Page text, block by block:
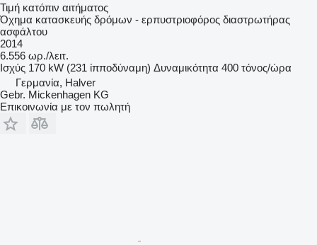
Τιμή κατόπιν αιτήματος
Όχημα κατασκευής δρόμων - ερπυστριοφόρος διαστρωτήρας
ασφάλτου
2014
6.556 ωρ./λειτ.
Ισχύς 170 kW (231 ίπποδύναμη) Δυναμικότητα 400 τόνος/ώρα
Γερμανία, Halver
Gebr. Mickenhagen KG
Επικοινωνία με τον πωλητή